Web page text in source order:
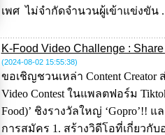
เพศ ไม่จำกัดจำนวนผู้เข้าแข่งขัน
K-Food Video Challenge :
(2024-08-02 15:55:38)
ขอเชิญชวนเหล่า Content Creator
Video Contest ในแพลตฟอร์ม
Food)’ ชิงรางวัลใหญ่
การสมัคร 1. สร้างวิดีโอที่เกี่ยวกับ